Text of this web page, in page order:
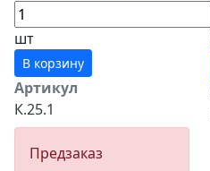
шт
В корзину
Артикул
К.25.1
Предзаказ